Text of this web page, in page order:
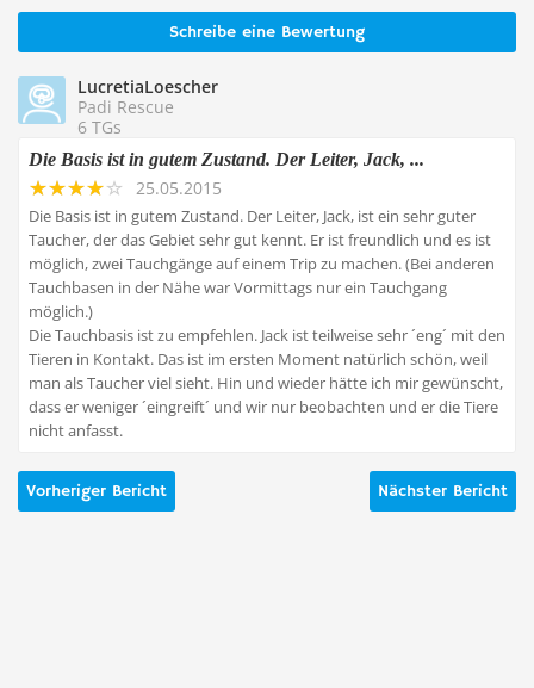
Schreibe eine Bewertung
LucretiaLoescher
Padi Rescue
6 TGs
Die Basis ist in gutem Zustand. Der Leiter, Jack, ...
25.05.2015
Die Basis ist in gutem Zustand. Der Leiter, Jack, ist ein sehr guter
Taucher, der das Gebiet sehr gut kennt. Er ist freundlich und es ist
möglich, zwei Tauchgänge auf einem Trip zu machen. (Bei anderen
Tauchbasen in der Nähe war Vormittags nur ein Tauchgang
möglich.)
Die Tauchbasis ist zu empfehlen. Jack ist teilweise sehr ´eng´ mit den
Tieren in Kontakt. Das ist im ersten Moment natürlich schön, weil
man als Taucher viel sieht. Hin und wieder hätte ich mir gewünscht,
dass er weniger ´eingreift´ und wir nur beobachten und er die Tiere
nicht anfasst.
Nächster Bericht
Vorheriger Bericht